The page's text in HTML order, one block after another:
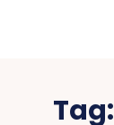
Tag: